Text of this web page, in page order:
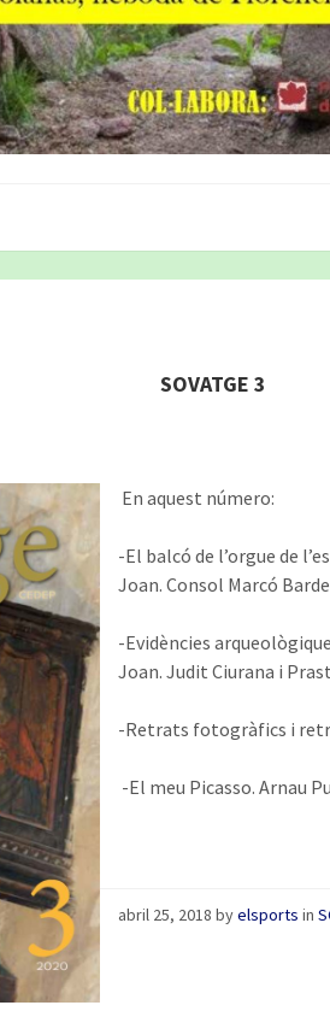
SOVATGE 3
En aquest número:
-El balcó de l’orgue de
Joan. Consol Marcó
-Evidències
Joan. Judit Ciurana i Prast
-Retrats fotogràfics i
-El meu Picasso. Arnau
abril 25, 2018 byelsports in